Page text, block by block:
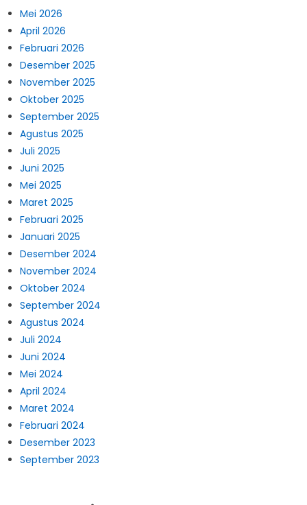
Mei 2026
April 2026
Februari 2026
Desember 2025
November 2025
Oktober 2025
September 2025
Agustus 2025
Juli 2025
Juni 2025
Mei 2025
Maret 2025
Februari 2025
Januari 2025
Desember 2024
November 2024
Oktober 2024
September 2024
Agustus 2024
Juli 2024
Juni 2024
Mei 2024
April 2024
Maret 2024
Februari 2024
Desember 2023
September 2023